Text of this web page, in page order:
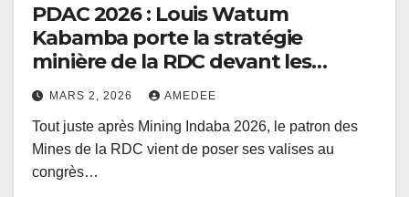
PDAC 2026 : Louis Watum
Kabamba porte la stratégie
minière de la RDC devant les
principaux miniers du monde
MARS 2, 2026 AMEDEE
Tout juste après Mining Indaba 2026, le patron des
Mines de la RDC vient de poser ses valises au
congrès…